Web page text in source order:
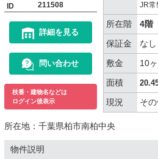
ID 211508
詳細を見る
問い合わせ
枝番・建物名などは
ログイン後表示
JR常
所在階
4階
保証金
なし
敷金
10
面積
現況 そ
所在地： 千葉県柏市南柏中央
物件説明